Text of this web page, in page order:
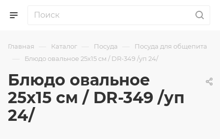
Главная — Каталог — Посуда — Посуда для общепита
— Блюдо овальное 25х15 см / DR-349 /уп 24/
Блюдо овальное
25х15 см / DR-349 /уп
24/